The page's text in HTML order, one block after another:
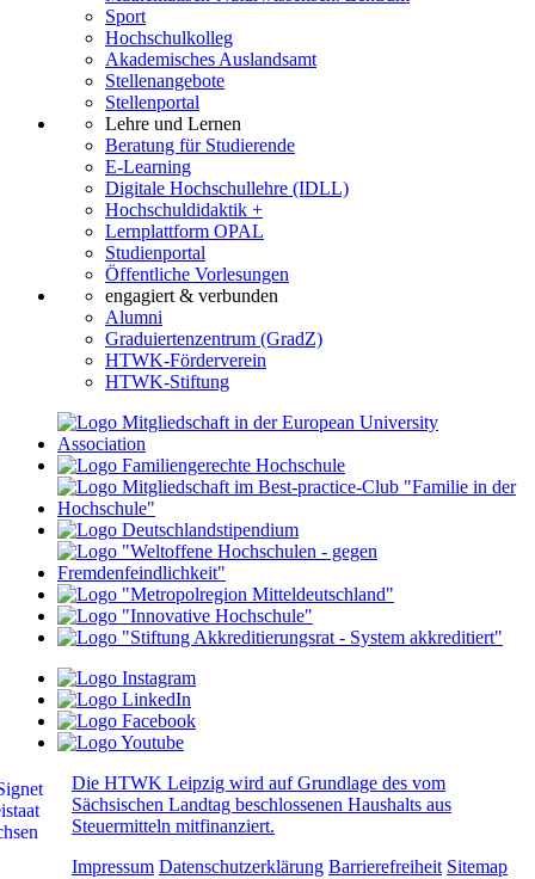
Sport
Hochschulkolleg
Akademisches Auslandsamt
Stellenangebote
Stellenportal
Lehre und Lernen
Beratung für Studierende
E-Learning
Digitale Hochschullehre (IDLL)
Hochschuldidaktik +
Lernplattform OPAL
Studienportal
Öffentliche Vorlesungen
engagiert & verbunden
Alumni
Graduiertenzentrum (GradZ)
HTWK-Förderverein
HTWK-Stiftung
Die HTWK Leipzig wird auf Grundlage des vom
Sächsischen Landtag beschlossenen Haushalts aus
Steuermitteln mitfinanziert.
Impressum Datenschutzerklärung Barrierefreiheit Sitemap